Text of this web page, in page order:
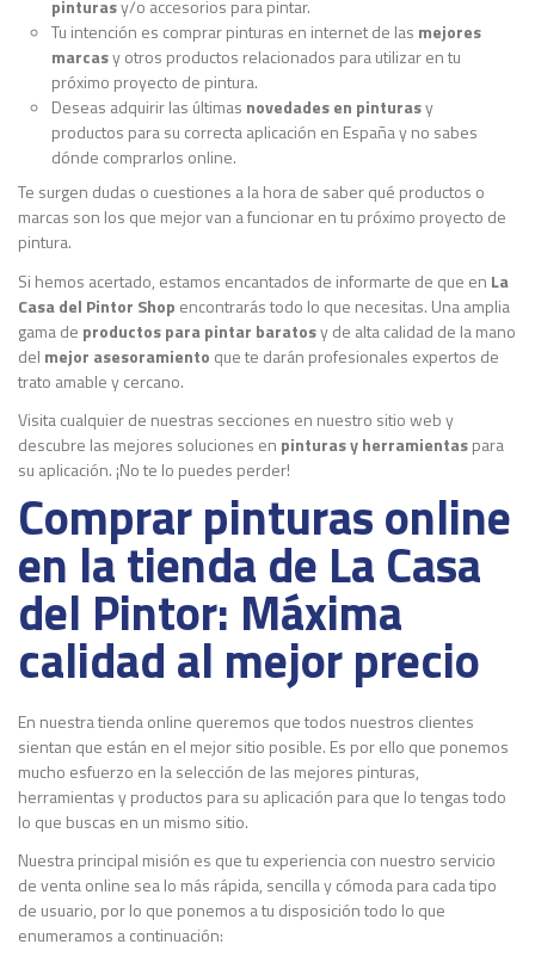
pinturasy/o accesorios para pintar.
Tu intención es comprar pinturas en internet de las mejores
marcasy otros productos relacionados para utilizar en tu
próximo proyecto de pintura.
Deseas adquirir las últimas novedades en pinturasy
productos para su correcta aplicación en España y no sabes
dónde comprarlos online.
Te surgen dudas o cuestiones a la hora de saber qué productos o
marcas son los que mejor van a funcionar en tu próximo proyecto de
pintura.
Si hemos acertado, estamos encantados de informarte de que en La
Casa del Pintor Shop encontrarás todo lo que necesitas. Una amplia
gama de productos para pintar baratosy de alta calidad de la mano
del mejor asesoramiento que te darán profesionales expertos de
trato amable y cercano.
Visita cualquier de nuestras secciones en nuestro sitio web y
descubre las mejores soluciones en pinturas y herramientaspara
su aplicación. ¡No te lo puedes perder!
Comprar pinturas online
en la tienda de La Casa
del Pintor: Máxima
calidad al mejor precio
En nuestra tienda online queremos que todos nuestros clientes
sientan que están en el mejor sitio posible. Es por ello que ponemos
mucho esfuerzo en la selección de las mejores pinturas,
herramientas y productos para su aplicación para que lo tengas todo
lo que buscas en un mismo sitio.
Nuestra principal misión es que tu experiencia con nuestro servicio
de venta online sea lo más rápida, sencilla y cómoda para cada tipo
de usuario, por lo que ponemos a tu disposición todo lo que
enumeramos a continuación: